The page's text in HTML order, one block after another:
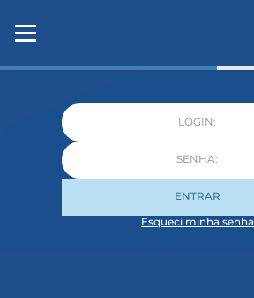
ENTRAR
Esqueci minha senha